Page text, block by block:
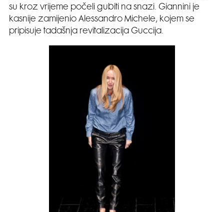
su kroz vrijeme počeli gubiti na snazi. Giannini je
kasnije zamijenio Alessandro Michele, kojem se
pripisuje tadašnja revitalizacija Guccija.